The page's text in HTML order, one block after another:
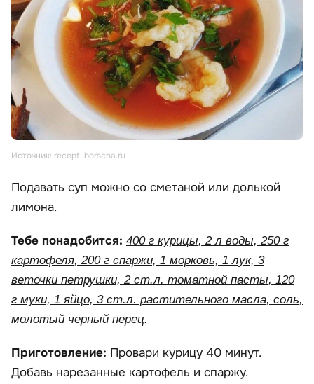
Источник: recept-borscha.ru
Подавать суп можно со сметаной или долькой
лимона.
Тебе понадобится: 400 г курицы, 2 л воды, 250 г
картофеля, 200 г спаржи, 1 морковь, 1 лук, 3
веточки петрушки, 2 ст.л. томатной пасты, 120
г муки, 1 яйцо, 3 ст.л. растительного масла, соль,
молотый черный перец.
Приготовление: Провари курицу 40 минут.
Добавь нарезанные картофель и спаржу.